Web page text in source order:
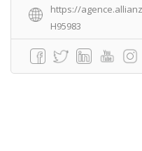
https://
H95983